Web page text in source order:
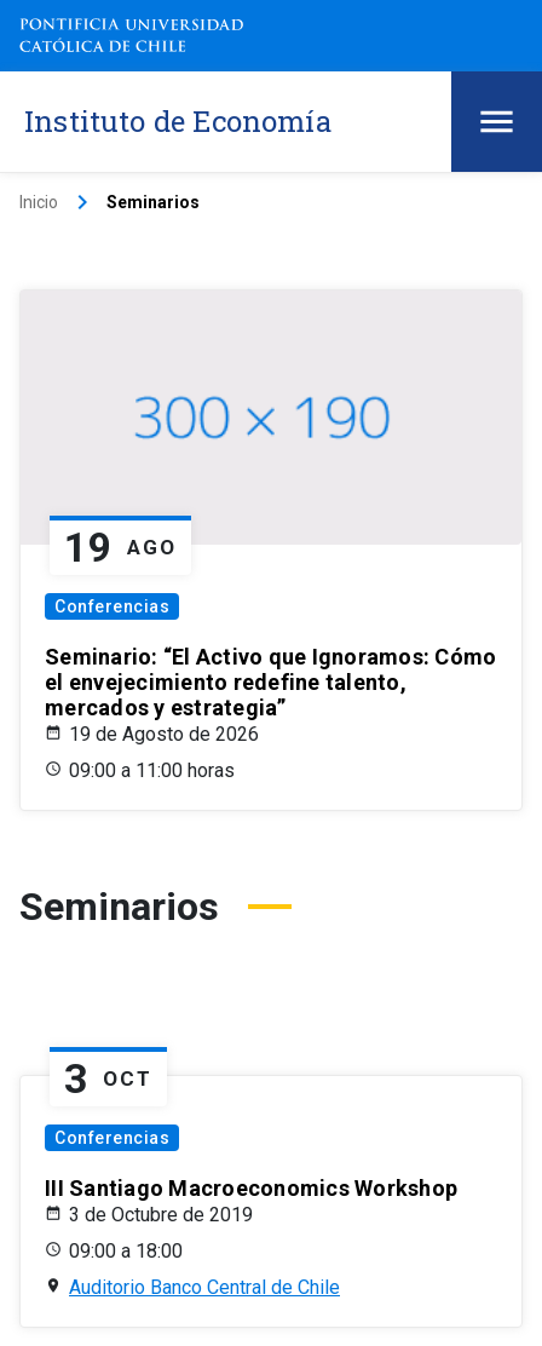
Instituto de Economía
Inicio keyboard_arrow_right Seminarios
19 AGO
Conferencias
Seminario: “El Activo que Ignoramos: Cómo
el envejecimiento redefine talento,
mercados y estrategia”
19 de Agosto de 2026
09:00 a 11:00 horas
Seminarios
3 OCT
Conferencias
III Santiago Macroeconomics Workshop
3 de Octubre de 2019
09:00 a 18:00
Auditorio Banco Central de Chile